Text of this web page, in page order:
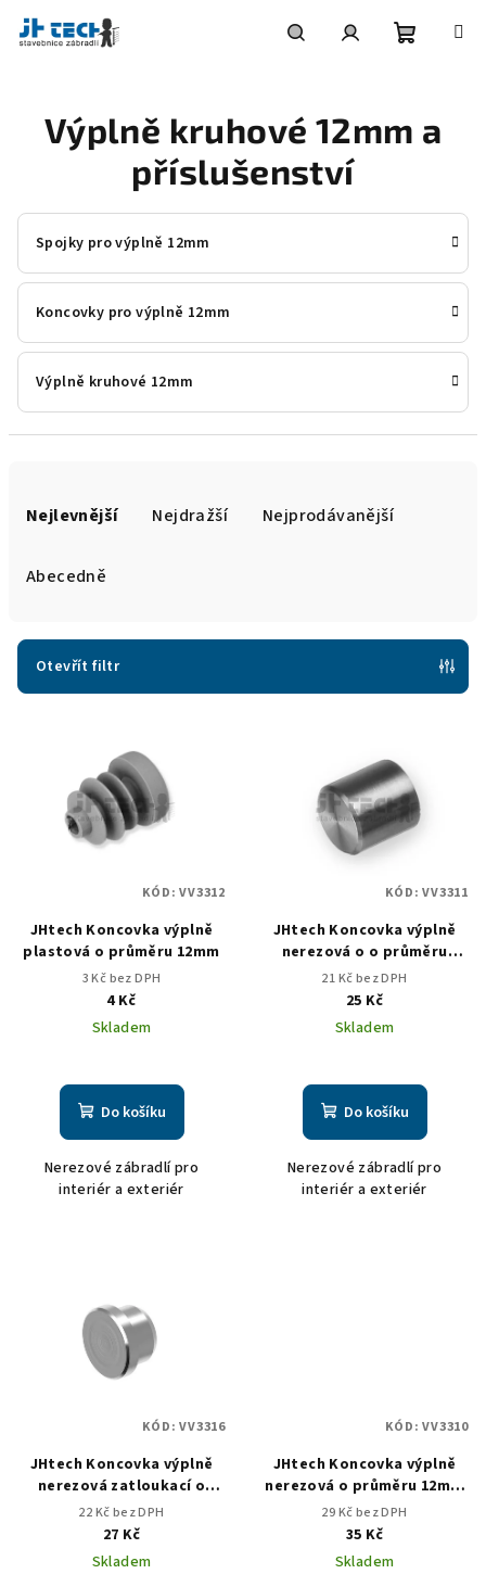
obsah
košík
Výplně kruhové 12mm a
příslušenství
Spojky pro výplně 12mm
Koncovky pro výplně 12mm
Výplně kruhové 12mm
r
Nejlevnější Nejdražší Nejprodávanější
Abecedně
Otevřít filtr
JHtech Koncovka výplně
plastová o průměru 12mm
3 Kč bez DPH
4 Kč
Skladem
Do košíku
Nerezové zábradlí pro
interiér a exteriér
KÓD:VV3312
JHtech Koncovka výplně
nerezová o o průměru
12mm váleček 15x15mm
21 Kč bez DPH
25 Kč
Skladem
Do košíku
Nerezové zábradlí pro
interiér a exteriér
KÓD:VV3311
JHtech Koncovka výplně
nerezová zatloukací o
průměru 12x1,5mm
22 Kč bez DPH
27 Kč
Skladem
KÓD:VV3316
JHtech Koncovka výplně
nerezová o průměru 12mm
kulička 18mm
29 Kč bez DPH
35 Kč
Skladem
KÓD:VV3310